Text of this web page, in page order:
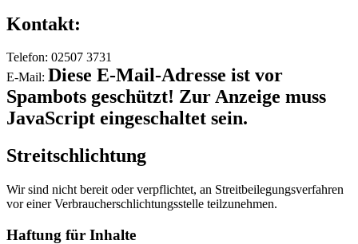
Kontakt:
Telefon: 02507 3731
E-Mail: Diese E-Mail-Adresse ist vor
Spambots geschützt! Zur Anzeige muss
JavaScript eingeschaltet sein.
Streitschlichtung
Wir sind nicht bereit oder verpflichtet, an Streitbeilegungsverfahren
vor einer Verbraucherschlichtungsstelle teilzunehmen.
Haftung für Inhalte